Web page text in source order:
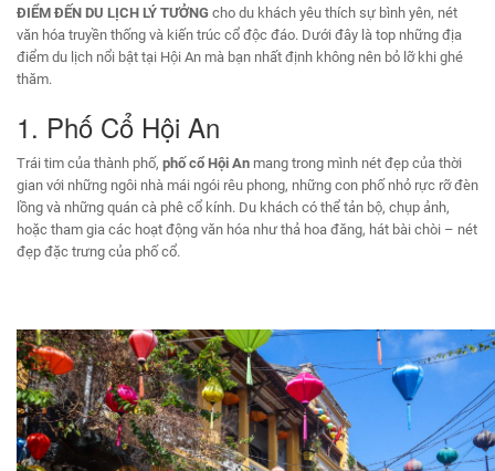
ĐIỂM ĐẾN DU LỊCH LÝ TƯỞNG cho du khách yêu thích sự bình yên, nét
văn hóa truyền thống và kiến trúc cổ độc đáo. Dưới đây là top những địa
điểm du lịch nổi bật tại Hội An mà bạn nhất định không nên bỏ lỡ khi ghé
thăm.
1. Phố Cổ Hội An
Trái tim của thành phố, phố cổ Hội An mang trong mình nét đẹp của thời
gian với những ngôi nhà mái ngói rêu phong, những con phố nhỏ rực rỡ đèn
lồng và những quán cà phê cổ kính. Du khách có thể tản bộ, chụp ảnh,
hoặc tham gia các hoạt động văn hóa như thả hoa đăng, hát bài chòi – nét
đẹp đặc trưng của phố cổ.